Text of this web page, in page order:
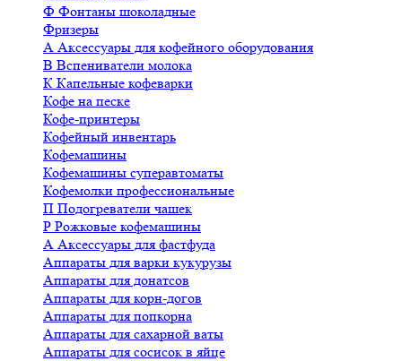
Ф Фонтаны шоколадные
Фризеры
А Аксессуары для кофейного оборудования
В Вспениватели молока
К Капельные кофеварки
Кофе на песке
Кофе-принтеры
Кофейный инвентарь
Кофемашины
Кофемашины суперавтоматы
Кофемолки профессиональные
П Подогреватели чашек
Р Рожковые кофемашины
А Аксессуары для фастфуда
Аппараты для варки кукурузы
Аппараты для донатсов
Аппараты для корн-догов
Аппараты для попкорна
Аппараты для сахарной ваты
Аппараты для сосисок в яйце